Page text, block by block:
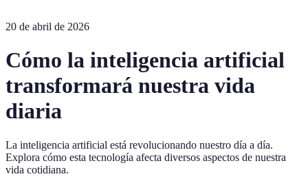
20 de abril de 2026
Cómo la inteligencia artificial
transformará nuestra vida
diaria
La inteligencia artificial está revolucionando nuestro día a día.
Explora cómo esta tecnología afecta diversos aspectos de nuestra
vida cotidiana.